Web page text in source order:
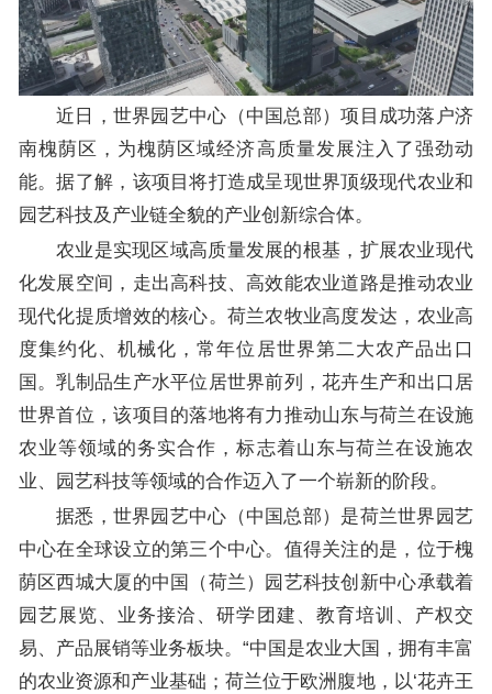
近日，世界园艺中心（中国总部）项目成功落户济
南槐荫区，为槐荫区域经济高质量发展注入了强劲动
能。据了解，该项目将打造成呈现世界顶级现代农业和
园艺科技及产业链全貌的产业创新综合体。
农业是实现区域高质量发展的根基，扩展农业现代
化发展空间，走出高科技、高效能农业道路是推动农业
现代化提质增效的核心。荷兰农牧业高度发达，农业高
度集约化、机械化，常年位居世界第二大农产品出口
国。乳制品生产水平位居世界前列，花卉生产和出口居
世界首位，该项目的落地将有力推动山东与荷兰在设施
农业等领域的务实合作，标志着山东与荷兰在设施农
业、园艺科技等领域的合作迈入了一个崭新的阶段。
据悉，世界园艺中心（中国总部）是荷兰世界园艺
中心在全球设立的第三个中心。值得关注的是，位于槐
荫区西城大厦的中国（荷兰）园艺科技创新中心承载着
园艺展览、业务接洽、研学团建、教育培训、产权交
易、产品展销等业务板块。“中国是农业大国，拥有丰富
的农业资源和产业基础；荷兰位于欧洲腹地，以‘花卉王